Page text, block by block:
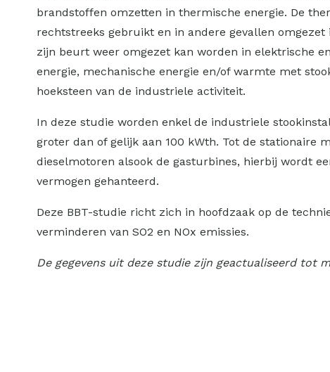
brandstoffen omzetten in thermische energie. De
rechtstreeks gebruikt en in andere gevallen
zijn beurt weer omgezet kan worden in elektrische
energie, mechanische energie en/of warmte met
hoeksteen van de industriele activiteit.
In deze studie worden enkel de industriele
groter dan of gelijk aan 100 kWth. Tot de stationaire
dieselmotoren alsook de gasturbines, hierbij wordt
vermogen gehanteerd.
Deze BBT-studie richt zich in hoofdzaak op de
verminderen van SO2 en NOx emissies.
De gegevens uit deze studie zijn geactualiseerd tot